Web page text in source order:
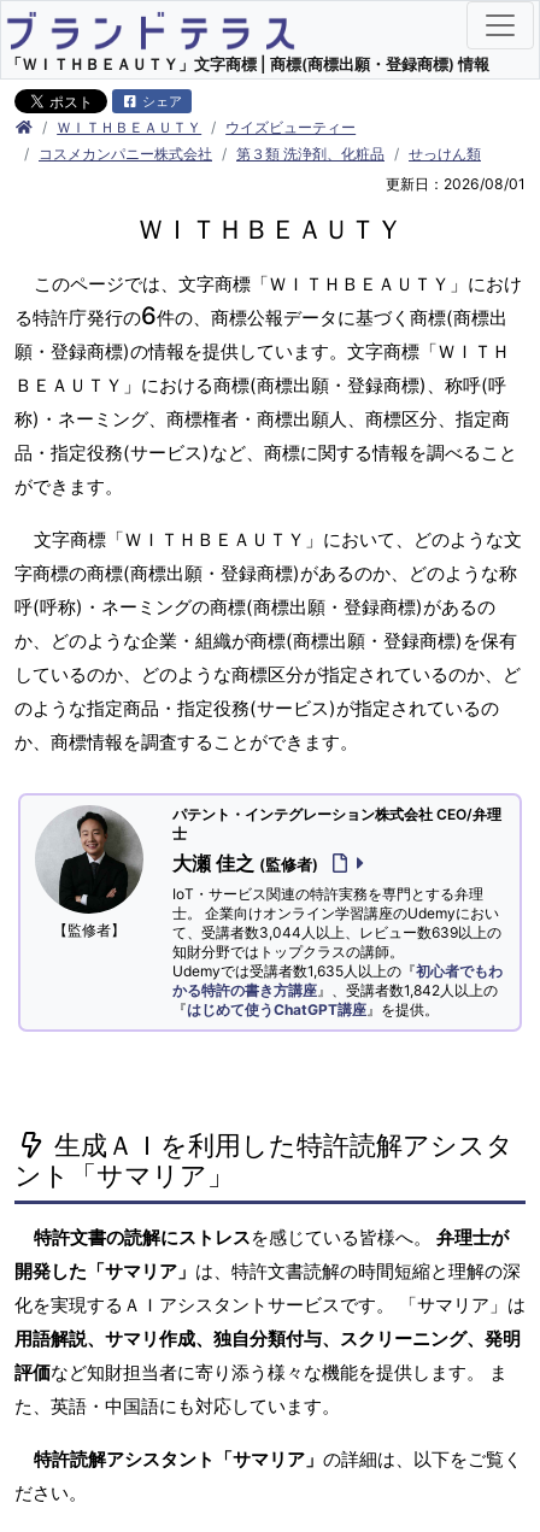
「ＷＩＴＨＢＥＡＵＴＹ」文字商標 | 商標(商標出願・登録商標) 情報
シェア
ＷＩＴＨＢＥＡＵＴＹ
ウイズビューティー
コスメカンパニー株式会社
第３類 洗浄剤、化粧品
せっけん類
更新日：2026/08/01
ＷＩＴＨＢＥＡＵＴＹ
このページでは、文字商標「ＷＩＴＨＢＥＡＵＴＹ」におけ
る特許庁発行の6件の、商標公報データに基づく商標(商標出
願・登録商標)の情報を提供しています。文字商標「ＷＩＴＨ
ＢＥＡＵＴＹ」における商標(商標出願・登録商標)、称呼(呼
称)・ネーミング、商標権者・商標出願人、商標区分、指定商
品・指定役務(サービス)など、商標に関する情報を調べること
ができます。
文字商標「ＷＩＴＨＢＥＡＵＴＹ」において、どのような文
字商標の商標(商標出願・登録商標)があるのか、どのような称
呼(呼称)・ネーミングの商標(商標出願・登録商標)があるの
か、どのような企業・組織が商標(商標出願・登録商標)を保有
しているのか、どのような商標区分が指定されているのか、ど
のような指定商品・指定役務(サービス)が指定されているの
か、商標情報を調査することができます。
【監修者】
パテント・インテグレーション株式会社 CEO/弁理
士
大瀬 佳之 (監修者)
IoT・サービス関連の特許実務を専門とする弁理
士。 企業向けオンライン学習講座のUdemyにおい
て、受講者数3,044人以上、レビュー数639以上の
知財分野ではトップクラスの講師。
Udemyでは受講者数1,635人以上の『初心者でもわ
かる特許の書き方講座 』、受講者数1,842人以上の
『はじめて使うChatGPT講座 』を提供。
生成ＡＩを利用した特許読解アシスタ
ント「サマリア」
特許文書の読解にストレスを感じている皆様へ。 弁理士が
開発した「サマリア」 は、特許文書読解の時間短縮と理解の深
化を実現するＡＩアシスタントサービスです。 「サマリア」は
用語解説、サマリ作成、独自分類付与、スクリーニング、発明
評価など知財担当者に寄り添う様々な機能を提供します。 ま
た、英語・中国語にも対応しています。
特許読解アシスタント「サマリア」 の詳細は、以下をご覧く
ださい。